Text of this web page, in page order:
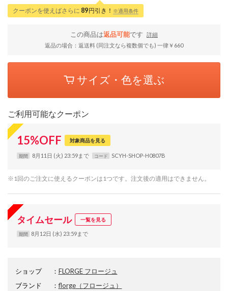
クーポンを使えばさらに 89円引き！ ※適用条件
この商品は返品可能です
詳細
返品の場合：返送料 (同注文なら複数個でも) 一律￥660
サイズ・色を選ぶ
ご利用可能なクーポン
15%OFF 対象商品を見る
期間 8月11日 (火) 23:59まで コード SCYH-SHOP-H0807B
※1回のご注文に使えるクーポンは1つです。注文後の適用はできません。
タイムセール 一覧を見る
期間 8月12日 (水) 23:59まで
ショップ ： FLORGE フロージュ
ブランド
：florge（フロージュ）